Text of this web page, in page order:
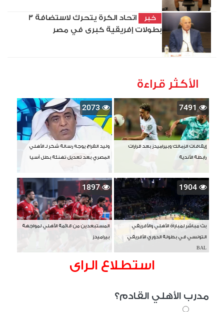
خبر
اتحاد الكرة يتحرك لاستضافة 3
بطولات إفريقية كبرى في مصر
الأكثر قراءة
7491
إيقافات الزمالك وبيراميدز بعد قرارات
رابطة الأندية
2073
وليد الفراج يوجه رسالة شكر لـ الأهلي
المصري بعد تعديل تهنئة بطل آسيا
1904
بث مباشر لمباراة الأهلي والأفريقي
التونسي في بطولة الدوري الأفريقي
BAL
1897
المستبعدين من قائمة الأهلي لمواجهة
بيراميدز
استطلاع الراى
مدرب الأهلي القادم؟